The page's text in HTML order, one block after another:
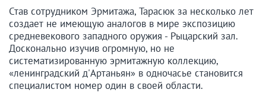
Став сотрудником Эрмитажа, Тарасюк за несколько лет
создает не имеющую аналогов в мире экспозицию
средневекового западного оружия - Рыцарский зал.
Досконально изучив огромную, но не
систематизированную эрмитажную коллекцию,
«ленинградский д'Артаньян» в одночасье становится
специалистом номер один в своей области.